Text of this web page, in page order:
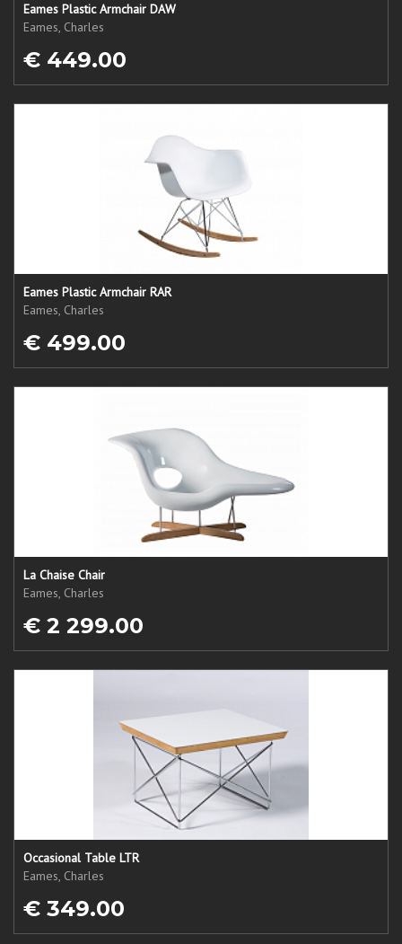
Eames Plastic Armchair DAW
Eames, Charles
€ 449.00
Eames Plastic Armchair RAR
Eames, Charles
€ 499.00
La Chaise Chair
Eames, Charles
€ 2 299.00
Occasional Table LTR
Eames, Charles
€ 349.00